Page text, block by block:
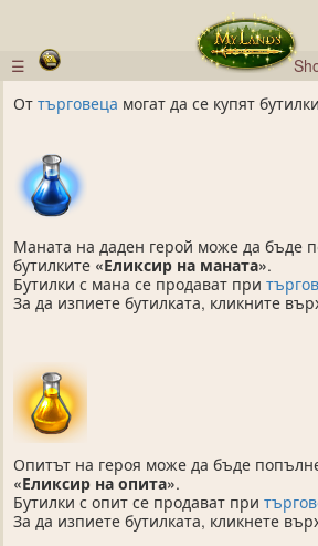
☰
От търговеца могат да се купят
Маната на даден герой може да бъде
бутилките «Еликсир на маната».
Бутилки с мана се продават при
За да изпиете бутилката, кликните
Опитът на героя може да бъде
«Еликсир на опита».
Бутилки с опит се продават при
За да изпиете бутилката, кликнете